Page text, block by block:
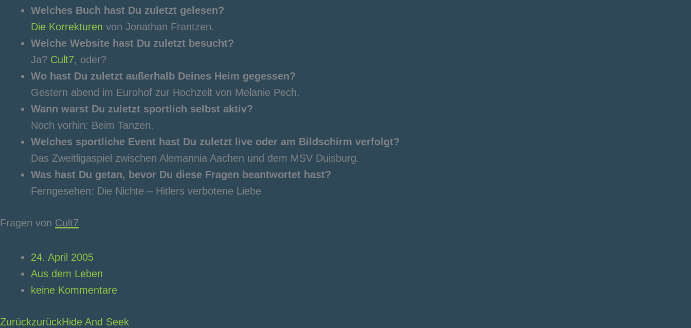
Welches Buch hast Du zuletzt gelesen?
Die Korrekturen von Jonathan Frantzen.
Welche Website hast Du zuletzt besucht?
Ja? Cult7, oder?
Wo hast Du zuletzt außerhalb Deines Heim gegessen?
Gestern abend im Eurohof zur Hochzeit von Melanie Pech.
Wann warst Du zuletzt sportlich selbst aktiv?
Noch vorhin: Beim Tanzen.
Welches sportliche Event hast Du zuletzt live oder am Bildschirm verfolgt?
Das Zweitligaspiel zwischen Alemannia Aachen und dem MSV Duisburg.
Was hast Du getan, bevor Du diese Fragen beantwortet hast?
Ferngesehen: Die Nichte – Hitlers verbotene Liebe
Fragen von Cult7
24. April 2005
Aus dem Leben
keine Kommentare
ZurückzurückHide And Seek